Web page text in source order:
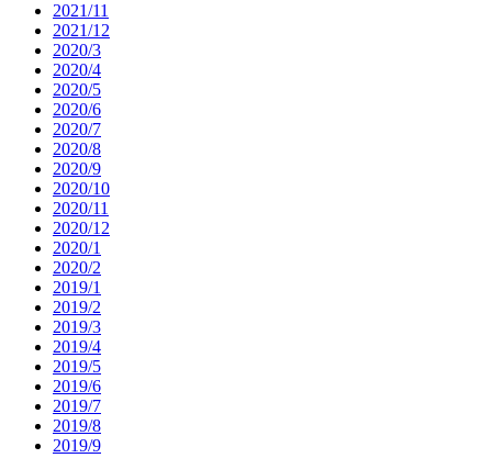
2021/11
2021/12
2020/3
2020/4
2020/5
2020/6
2020/7
2020/8
2020/9
2020/10
2020/11
2020/12
2020/1
2020/2
2019/1
2019/2
2019/3
2019/4
2019/5
2019/6
2019/7
2019/8
2019/9